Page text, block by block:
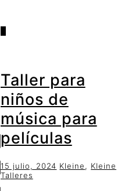
Taller para
niños de
música para
películas
15 julio, 2024 Kleine, Kleine
Talleres